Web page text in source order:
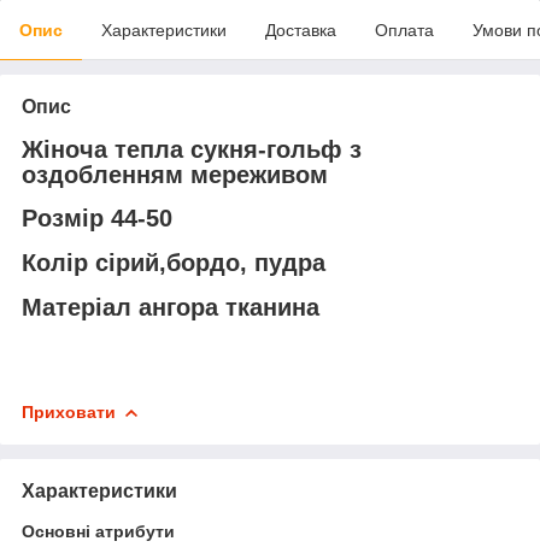
Опис Характеристики Доставка Оплата Умови
Опис
Жіноча тепла сукня-гольф з
оздобленням мереживом
Розмір 44-50
Колір сірий,бордо, пудра
Матеріал ангора тканина
Приховати
Характеристики
Основні атрибути